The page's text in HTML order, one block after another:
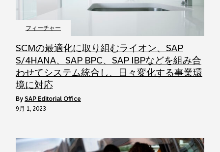
フィーチャー
SCMの最適化に取り組むライオン、SAP
S/4HANA、SAP BPC、SAP IBPなどを組み合
わせてシステム統合し、日々変化する事業環
境に対応
by SAP Editorial Office
9月 1, 2023